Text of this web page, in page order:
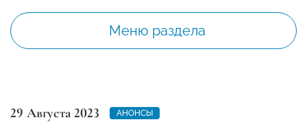
Меню раздела
29 Августа 2023 АНОНСЫ